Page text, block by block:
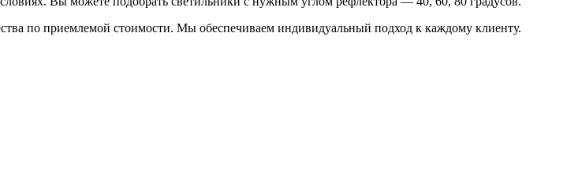
по приемлемой стоимости. Мы обеспечиваем индивидуальный подход к каждому клиенту.